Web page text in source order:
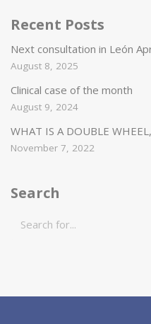
Recent Posts
Next consultation in León
August 8, 2025
Clinical case of the month
August 9, 2024
WHAT IS A DOUBLE
November 7, 2022
Search